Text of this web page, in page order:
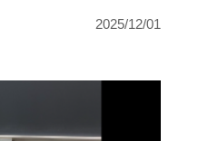
2025/12/01